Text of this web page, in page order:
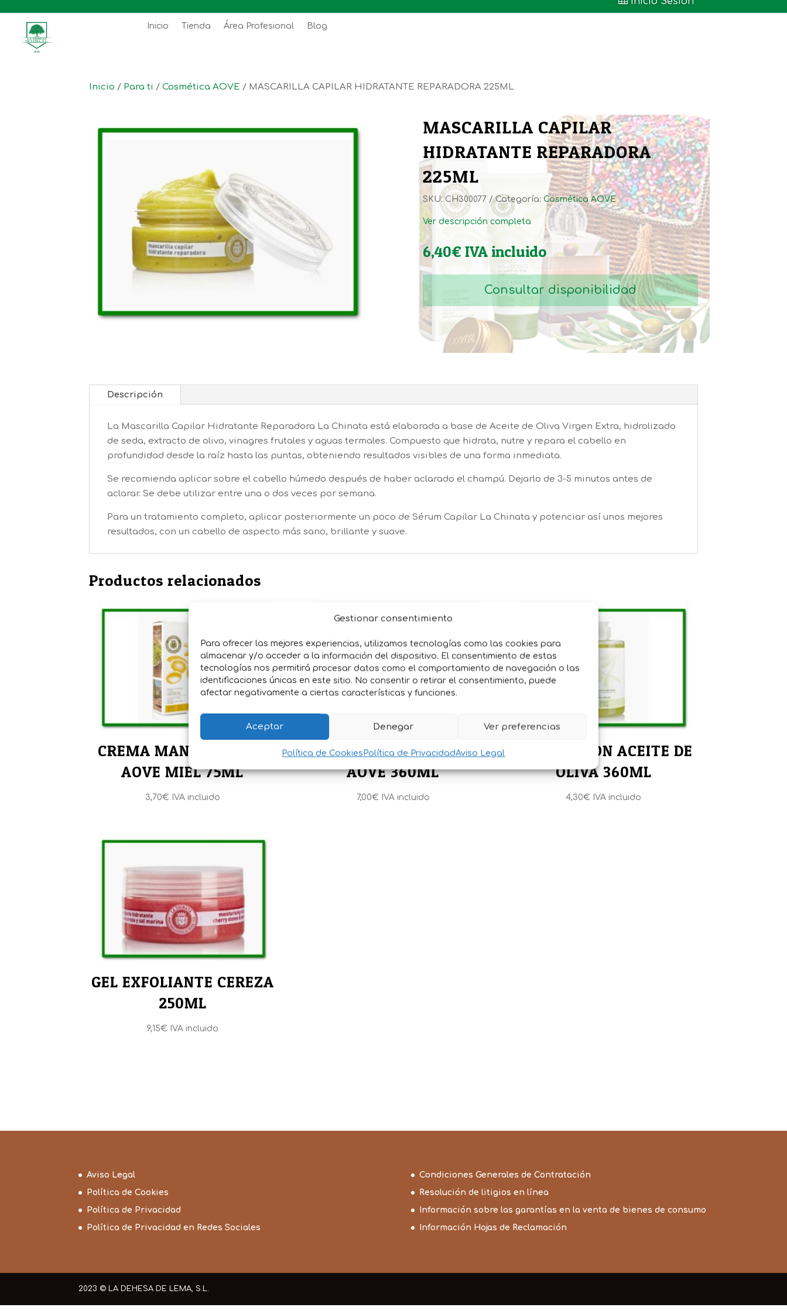
Gestionar consentimiento
Para ofrecer las mejores experiencias, utilizamos tecnologías como las cookies para
almacenar y/o acceder a la información del dispositivo. El consentimiento de estas
tecnologías nos permitirá procesar datos como el comportamiento de navegación o las
identificaciones únicas en este sitio. No consentir o retirar el consentimiento, puede
afectar negativamente a ciertas características y funciones.
Aceptar Denegar Ver preferencias
Política de Cookies Política de PrivacidadAviso Legal
Inicio Tienda Área Profesional Blog
Inicio / Para ti / Cosmética AOVE / MASCARILLA CAPILAR HIDRATANTE REPARADORA 225ML
MASCARILLA CAPILAR
HIDRATANTE REPARADORA
225ML
SKU: CH300077 Categoría: Cosmética AOVE
Ver descripción completa
6,40€ IVA incluido
Consultar disponibilidad
Descripción
La Mascarilla Capilar Hidratante Reparadora La Chinata está elaborada a base de Aceite de Oliva Virgen Extra, hidrolizado
de seda, extracto de olivo, vinagres frutales y aguas termales. Compuesto que hidrata, nutre y repara el cabello en
profundidad desde la raíz hasta las puntas, obteniendo resultados visibles de una forma inmediata.
Se recomienda aplicar sobre el cabello húmedo después de haber aclarado el champú. Dejarlo de 3-5 minutos antes de
aclarar. Se debe utilizar entre una o dos veces por semana.
Para un tratamiento completo, aplicar posteriormente un poco de Sérum Capilar La Chinata y potenciar así unos mejores
resultados, con un cabello de aspecto más sano, brillante y suave.
Productos relacionados
CREMA MANOS Y UÑAS
AOVE MIEL 75ML
3,70€ IVA incluido
CREMA AFTER SUN CON
AOVE 360ML
7,00€ IVA incluido
CHAMPU CON ACEITE DE
OLIVA 360ML
4,30€ IVA incluido
GEL EXFOLIANTE CEREZA
250ML
9,15€ IVA incluido
Aviso Legal
Política de Cookies
Política de Privacidad
Política de Privacidad en Redes Sociales
Condiciones Generales de Contratación
Resolución de litigios en línea
Información sobre las garantías en la venta de bienes de consumo
Información Hojas de Reclamación
2023 © LA DEHESA DE LEMA, S.L.